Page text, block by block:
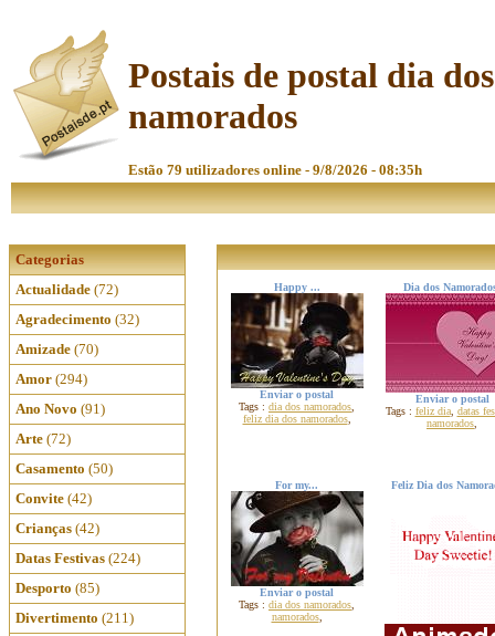
Postais de postal dia dos
namorados
Estão 79 utilizadores online - 9/8/2026 - 08:35h
Categorias
Actualidade (72)
Agradecimento (32)
Amizade (70)
Amor (294)
Ano Novo (91)
Arte (72)
Casamento (50)
Convite (42)
Crianças (42)
Datas Festivas (224)
Desporto (85)
Divertimento (211)
Happy ...
Enviar o postal
Tags : dia dos namorados
feliz dia dos namorados,
Dia dos
Enviar o postal
Tags : feliz dia, datas
namorados
For my...
Enviar o postal
Tags : dia dos namorados
namorados,
Feliz Dia dos